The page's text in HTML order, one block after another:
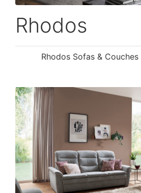
Rhodos
Rhodos Sofas & Couches